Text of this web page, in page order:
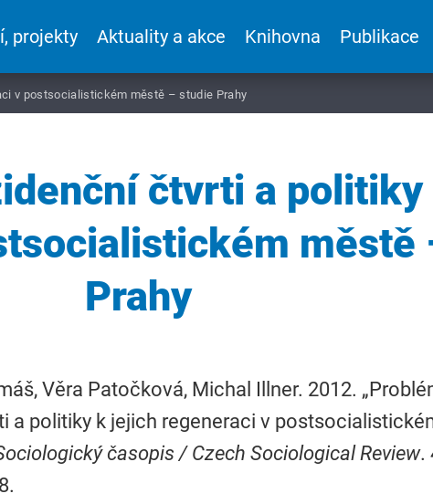
projekty Aktuality a akce Knihovna Publikace
v postsocialistickém městě – studie Prahy
čtvrti a
městě
Prahy
Věra Patočková, Michal Illner. 2012.
a politiky k jejich regeneraci v
časopis / Czech Sociological Review.